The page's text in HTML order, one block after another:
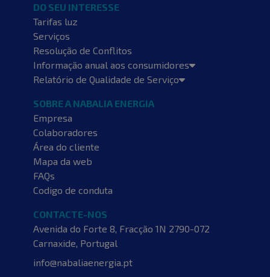
CONTACTE-NOS
Avenida do Forte 8, Fracção 1N 2790-072
Carnaxide, Portugal
info@nabaliaenergia.pt
DO SEU INTERESSE
Tarifas luz
Serviços
Resolução de Conflitos
Informação anual aos consumidores
Relatório de Qualidade de Serviço
SOBRE A NABALIA ENERGIA
Empresa
Colaboradores
Área do cliente
Mapa da web
FAQs
Codigo de conduta